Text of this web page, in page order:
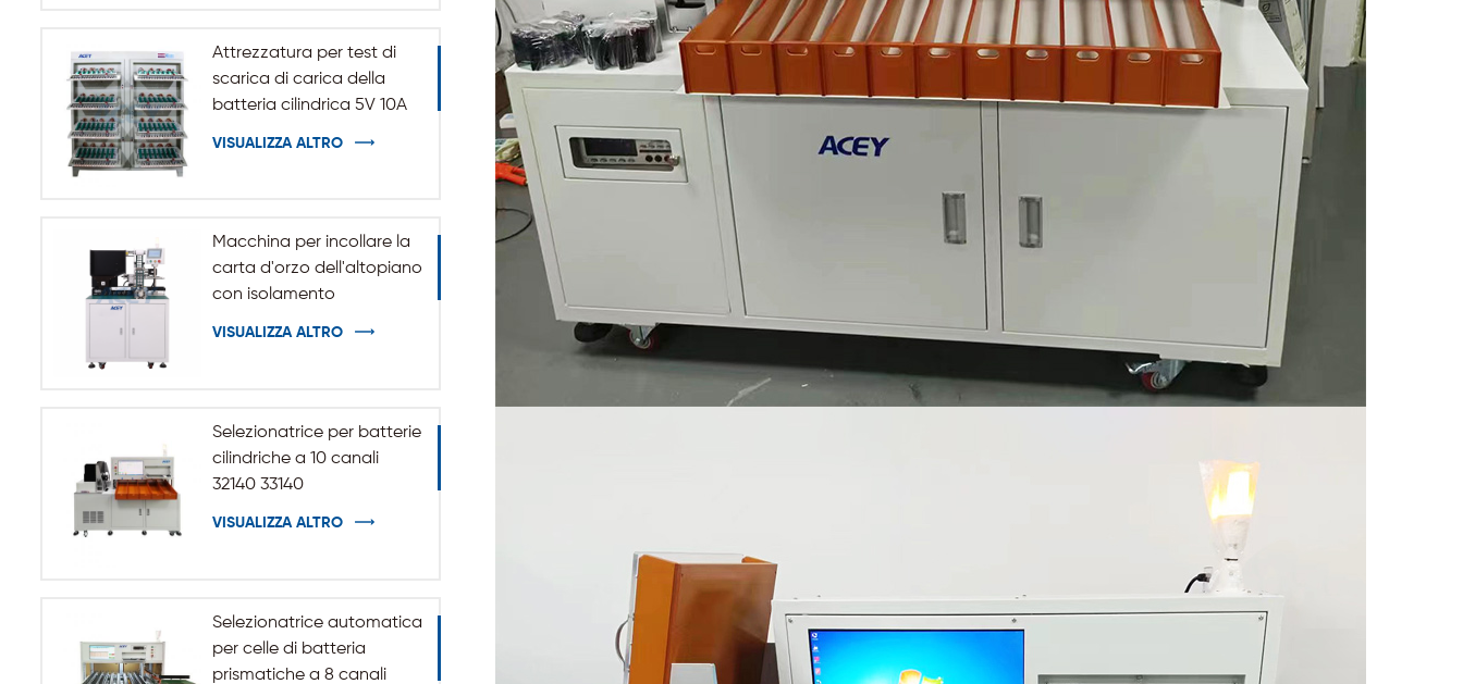
Attrezzatura per test di
scarica di carica della
batteria cilindrica 5V 10A
VISUALIZZA ALTRO
Macchina per incollare la
carta d'orzo dell'altopiano
con isolamento
VISUALIZZA ALTRO
Selezionatrice per batterie
cilindriche a 10 canali
32140 33140
VISUALIZZA ALTRO
Selezionatrice automatica
per celle di batteria
prismatiche a 8 canali